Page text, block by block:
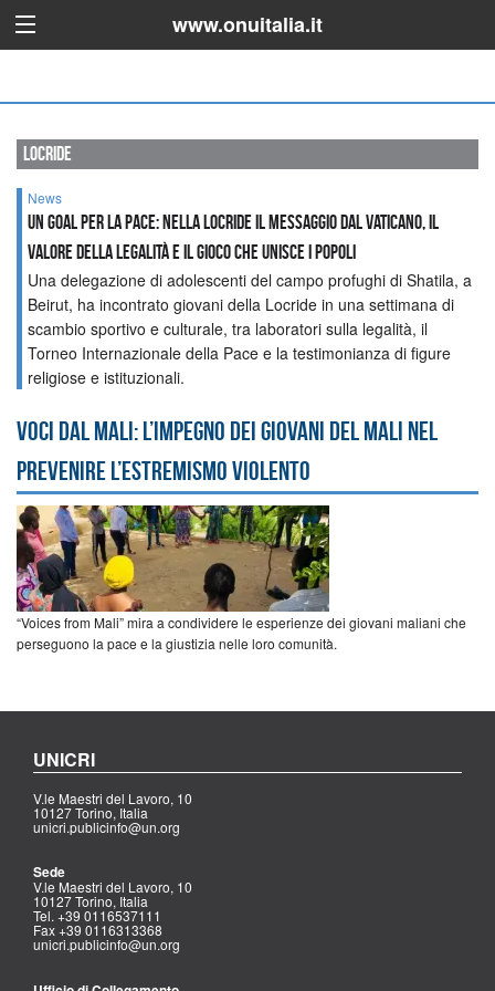
www.onuitalia.it
locride
News
Un Goal per la Pace: nella Locride il messaggio dal Vaticano, il
valore della legalità e il gioco che unisce i popoli
Una delegazione di adolescenti del campo profughi di Shatila, a
Beirut, ha incontrato giovani della Locride in una settimana di
scambio sportivo e culturale, tra laboratori sulla legalità, il
Torneo Internazionale della Pace e la testimonianza di figure
religiose e istituzionali.
Voci dal Mali: l’impegno dei giovani del Mali nel
prevenire l’estremismo violento
“Voices from Mali” mira a condividere le esperienze dei giovani maliani che
perseguono la pace e la giustizia nelle loro comunità.
UNICRI
V.le Maestri del Lavoro, 10
10127 Torino, Italia
unicri.publicinfo@un.org
Sede
V.le Maestri del Lavoro, 10
10127 Torino, Italia
Tel. +39 0116537111
Fax +39 0116313368
unicri.publicinfo@un.org